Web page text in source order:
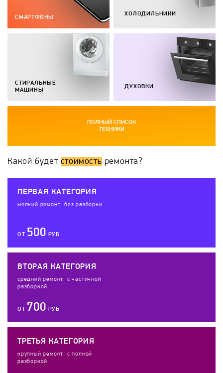
СМАРТФОНЫ
СТИРАЛЬНЫЕ
МАШИНЫ
ХОЛОДИЛЬНИКИ
ДУХОВКИ
ПОЛНЫЙ СПИСОК
ТЕХНИКИ
Какой будет стоимость ремонта?
ПЕРВАЯ КАТЕГОРИЯ
мелкий ремонт, без разборки
ОТ 500 РУБ
ВТОРАЯ КАТЕГОРИЯ
средний ремонт, с частичной
разборкой
ОТ 700 РУБ
ТРЕТЬЯ КАТЕГОРИЯ
крупный ремонт, с полной
разборкой